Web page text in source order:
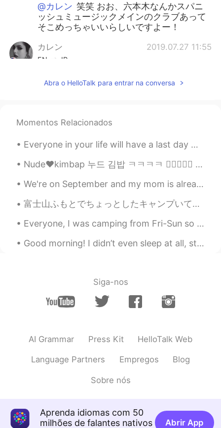
@カレン 笑笑 おお、六本木なんかスパニ
ッシュミュージックメインのクラブあって
そこめっちゃいいらしいですよー！
カレン 2019.07.27 11:55
EN JP
木へ行きます。
EN JP
しまった。。。😭
Nana 2019.07.27 11:52
JP EN
Atom?lol
Abra o HelloTalk para entrar na conversa
Momentos Relacionados
Everyone in your life will have a last day with you and you won’t even know when it’ll be. So be ...
Nude❤️kimbap 누드 김밥 ㅋㅋㅋㅋ 👍🏻✌🏻💜 김밥을 만들어보려고 했는데 김밥이 없었다. 오이김치와 배추김치를 만들었다. 계란말이 고추장😁😂😉😘🍜🍝🍚🍛 ㅋㅋㅋㅋ I...
We're on September and my mom is already planning the Xmas decoration ☃️🎄😂... If you asked me abo...
富士山ふもとでちょっとしたキャンプいてきました🏕️少し雨っぽい天気でしたが、桜が見頃で素敵でした🌸 「レイクロッジ山中」というキャンプ場でした。２回目の利用でお勧めのキャンプ場です。とてもよく整...
Everyone, I was camping from Fri-Sun so I apologize I did not respond. I will be present going fo...
Good morning! I didn’t even sleep at all, study Korean, Chinese and Japanese all night long. Cook...
Siga-nos
AI Grammar Press Kit HelloTalk Web
Language Partners Empregos Blog
Sobre nós
Aprenda idiomas com 50
milhões de falantes nativos
Abrir App